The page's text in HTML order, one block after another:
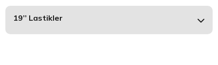
19’’ Lastikler